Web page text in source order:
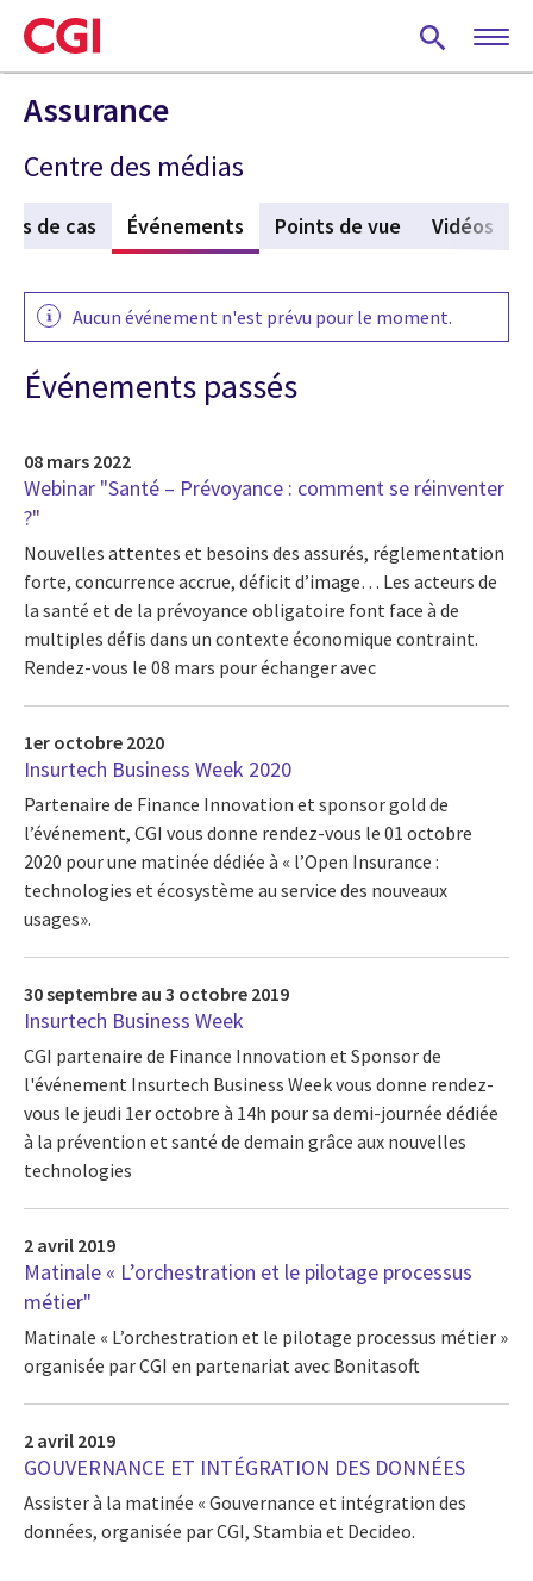
Skip
to
main
content
Assurance
Centre des médias
de cas Événements (active tab)
Points de vue Vidéos
Aucun événement n'est prévu pour le moment.
Événements passés
08 mars 2022
Webinar "Santé – Prévoyance : comment se réinventer
?"
Nouvelles attentes et besoins des assurés, réglementation
forte, concurrence accrue, déficit d’image… Les acteurs de
la santé et de la prévoyance obligatoire font face à de
multiples défis dans un contexte économique contraint.
Rendez-vous le 08 mars pour échanger avec
1er octobre 2020
Insurtech Business Week 2020
Partenaire de Finance Innovation et sponsor gold de
l’événement, CGI vous donne rendez-vous le 01 octobre
2020 pour une matinée dédiée à « l’Open Insurance :
technologies et écosystème au service des nouveaux
usages».
30 septembre au 3 octobre 2019
Insurtech Business Week
CGI partenaire de Finance Innovation et Sponsor de
l'événement Insurtech Business Week vous donne rendez-
vous le jeudi 1er octobre à 14h pour sa demi-journée dédiée
à la prévention et santé de demain grâce aux nouvelles
technologies
2 avril 2019
Matinale « L’orchestration et le pilotage processus
métier"
Matinale « L’orchestration et le pilotage processus métier »
organisée par CGI en partenariat avec Bonitasoft
2 avril 2019
GOUVERNANCE ET INTÉGRATION DES DONNÉES
Assister à la matinée « Gouvernance et intégration des
données, organisée par CGI, Stambia et Decideo.